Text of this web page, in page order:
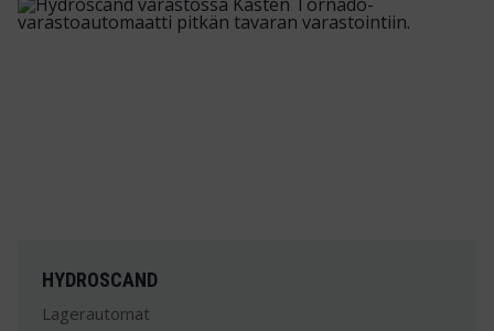
HYDROSCAND
Lagerautomat